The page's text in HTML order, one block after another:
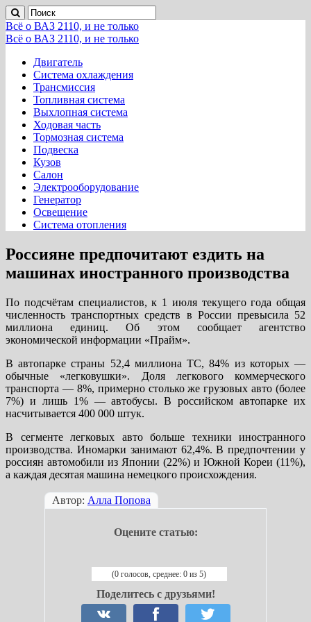
Всё о ВАЗ 2110, и не только
Всё о ВАЗ 2110, и не только
Двигатель
Система охлаждения
Трансмиссия
Топливная система
Выхлопная система
Ходовая часть
Тормозная система
Подвеска
Кузов
Салон
Электрооборудование
Генератор
Освещение
Система отопления
Россияне предпочитают ездить на
машинах иностранного производства
По подсчётам специалистов, к 1 июля текущего года общая
численность транспортных средств в России превысила 52
миллиона единиц. Об этом сообщает агентство
экономической информации «Прайм».
В автопарке страны 52,4 миллиона ТС, 84% из которых —
обычные «легковушки». Доля легкового коммерческого
транспорта — 8%, примерно столько же грузовых авто (более
7%) и лишь 1% — автобусы. В российском автопарке их
насчитывается 400 000 штук.
В сегменте легковых авто больше техники иностранного
производства. Иномарки занимают 62,4%. В предпочтении у
россиян автомобили из Японии (22%) и Южной Кореи (11%),
а каждая десятая машина немецкого происхождения.
Автор: Алла Попова
Оцените статью:
(0 голосов, среднее: 0 из 5)
Поделитесь с друзьями!